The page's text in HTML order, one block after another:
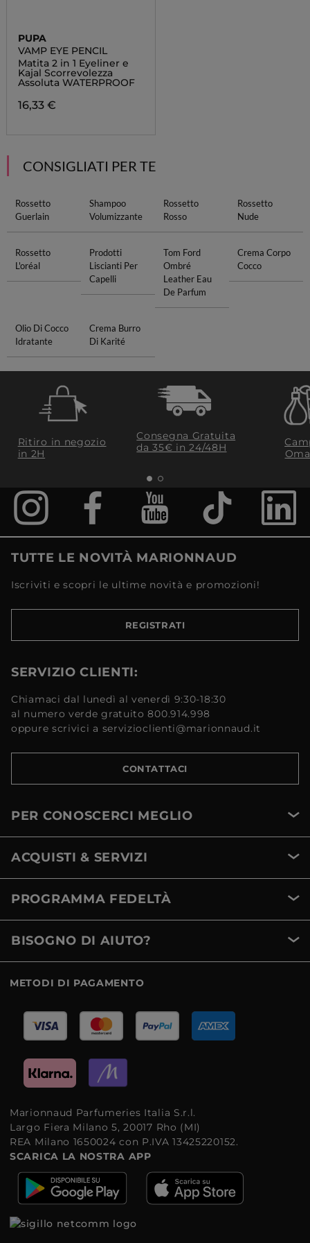
PUPA
VAMP EYE PENCIL
Matita 2 in 1 Eyeliner e
Kajal Scorrevolezza
Assoluta WATERPROOF
16,33 €
CONSIGLIATI PER TE
Rossetto
Guerlain
Shampoo
Volumizzante
Rossetto
Rosso
Rossetto
Nude
Rossetto
L'oréal
Prodotti
Liscianti Per
Capelli
Tom Ford
Ombré
Leather Eau
De Parfum
Crema Corpo
Cocco
Olio Di Cocco
Idratante
Crema Burro
Di Karité
Ritiro in negozio
in 2H
Consegna Gratuita
da 35€​ in 24/48H
TUTTE LE NOVITÀ MARIONNAUD
Iscriviti e scopri le ultime novità e promozioni!
REGISTRATI
SERVIZIO CLIENTI:
Chiamaci dal lunedì al venerdì 9:30-18:30
al numero verde gratuito 800.914.998
oppure scrivici a servizioclienti@marionnaud.it
CONTATTACI
PER CONOSCERCI MEGLIO
ACQUISTI & SERVIZI
PROGRAMMA FEDELTÀ
BISOGNO DI AIUTO?
METODI DI PAGAMENTO
Marionnaud Parfumeries Italia S.r.l.
Largo Fiera Milano 5, 20017 Rho (MI)
REA Milano 1650024 con P.IVA 13425220152.
SCARICA LA NOSTRA APP